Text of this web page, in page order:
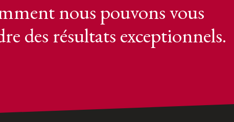
nous pouvons vous
des résultats exceptionnels.